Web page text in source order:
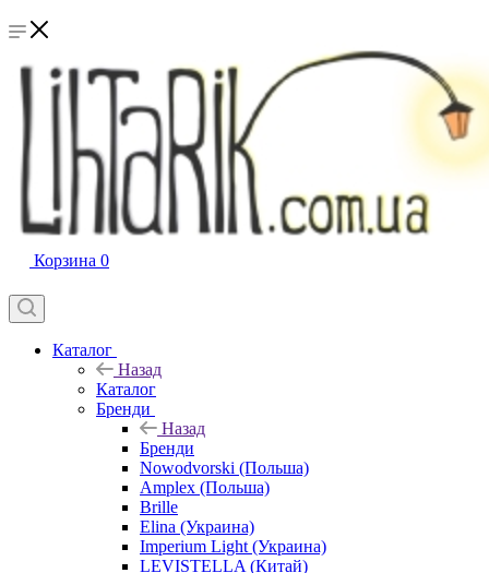
Корзина 0
Каталог
Назад
Каталог
Бренди
Назад
Бренди
Nowodvorski (Польша)
Amplex (Польша)
Brille
Elina (Украина)
Imperium Light (Украина)
LEVISTELLA (Китай)